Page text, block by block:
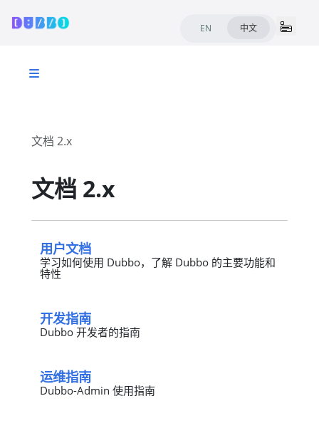
EN 中文
文档 2.x
文档 2.x
用户文档
学习如何使用 Dubbo，了解 Dubbo 的主要功能和
特性
开发指南
Dubbo 开发者的指南
运维指南
Dubbo-Admin 使用指南